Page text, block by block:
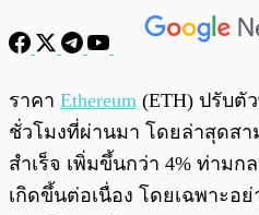
ราคา Ethereum (ETH) ปรับตั
ชั่วโมงที่ผ่านมา โดยล่าสุดสา
สำเร็จ เพิ่มขึ้นกว่า 4% ท่ามก
เกิดขึ้นต่อเนื่อง โดยเฉพาะอ